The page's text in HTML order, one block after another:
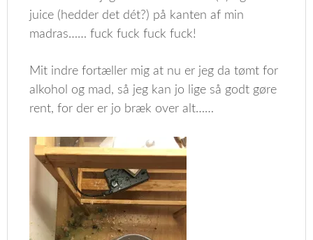
juice (hedder det dét?) på kanten af min
madras…… fuck fuck fuck fuck!
Mit indre fortæller mig at nu er jeg da tømt for
alkohol og mad, så jeg kan jo lige så godt gøre
rent, for der er jo bræk over alt……